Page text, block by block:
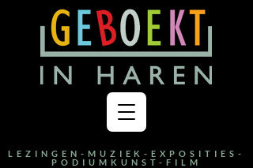
LEZINGEN-MUZIEK-EXPOSITIES-
PODIUMKUNST-FILM